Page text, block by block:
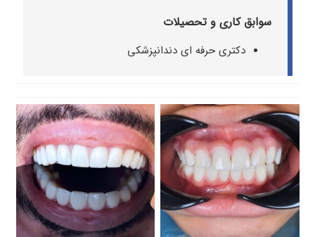
سوابق کاری و تحصیلات
دکتری حرفه ای دندانپزشکی